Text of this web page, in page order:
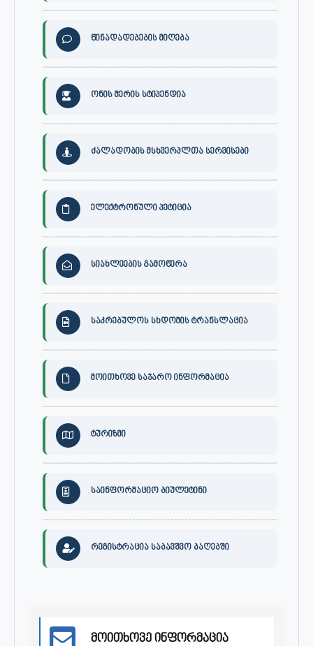
წინადადებების მიღება
ონის მერის სტიპენდია
ძალადობის მსხვერპლთა სერვისები
ელექტრონული პეტიცია
სიახლეების გამოწერა
საკრებულოს სხდომის ტრანსლაცია
მოითხოვე საჯარო ინფორმაცია
ტურიზმი
საინფორმაციო ბიულეტინი
რეგისტრაცია საბავშვო ბაღებში
მოითხოვე ინფორმაცია